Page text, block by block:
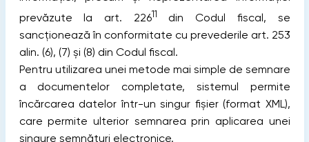
prevăzute la art. 22611
din Codul fiscal, se
sancționează în conformitate cu prevederile art. 253
alin. (6), (7) și (8) din Codul fiscal.
Pentru utilizarea unei metode mai simple de semnare
a documentelor completate, sistemul permite
încărcarea datelor într-un singur fișier (format XML),
care permite ulterior semnarea prin aplicarea unei
singure semnături electronice.